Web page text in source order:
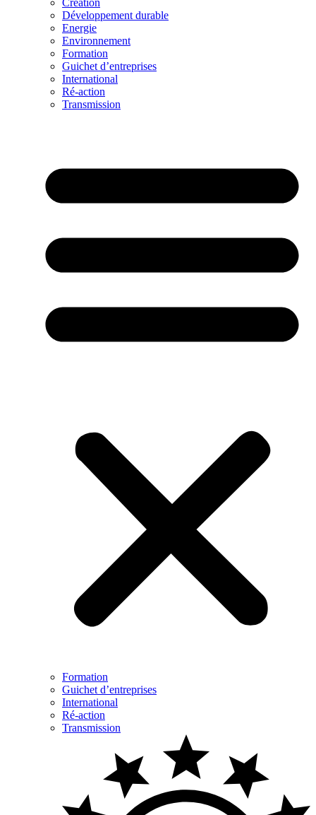
Création
Développement durable
Energie
Environnement
Formation
Guichet d’entreprises
International
Ré-action
Transmission
Formation
Guichet d’entreprises
International
Ré-action
Transmission